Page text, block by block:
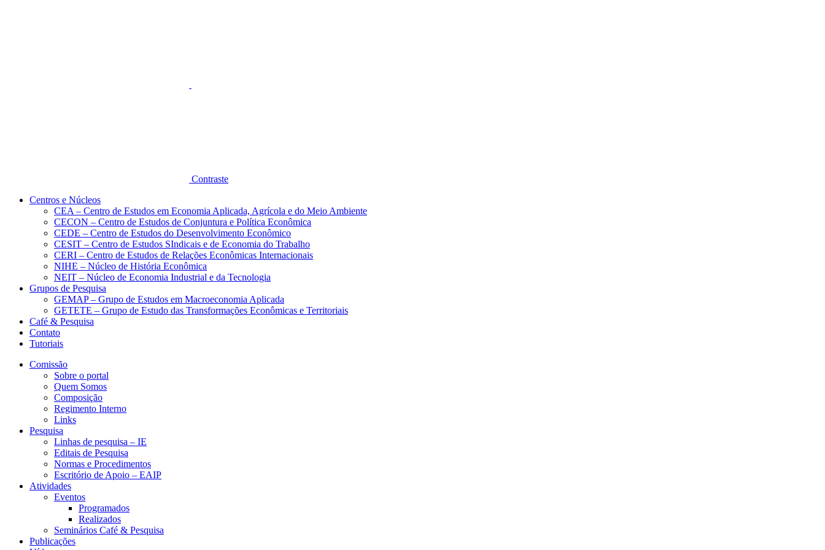
Contraste
Centros e Núcleos
CEA – Centro de Estudos em Economia Aplicada, Agrícola e do Meio Ambiente
CECON – Centro de Estudos de Conjuntura e Política Econômica
CEDE – Centro de Estudos do Desenvolvimento Econômico
CESIT – Centro de Estudos SIndicais e de Economia do Trabalho
CERI – Centro de Estudos de Relações Econômicas Internacionais
NIHE – Núcleo de História Econômica
NEIT – Núcleo de Economia Industrial e da Tecnologia
Grupos de Pesquisa
GEMAP – Grupo de Estudos em Macroeconomia Aplicada
GETETE – Grupo de Estudo das Transformações Econômicas e Territoriais
Café & Pesquisa
Contato
Tutoriais
Comissão
Sobre o portal
Quem Somos
Composição
Regimento Interno
Links
Pesquisa
Linhas de pesquisa – IE
Editais de Pesquisa
Normas e Procedimentos
Escritório de Apoio – EAIP
Atividades
Eventos
Programados
Realizados
Seminários Café & Pesquisa
Publicações